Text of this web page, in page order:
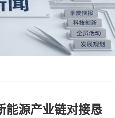
能源产业链对接恳